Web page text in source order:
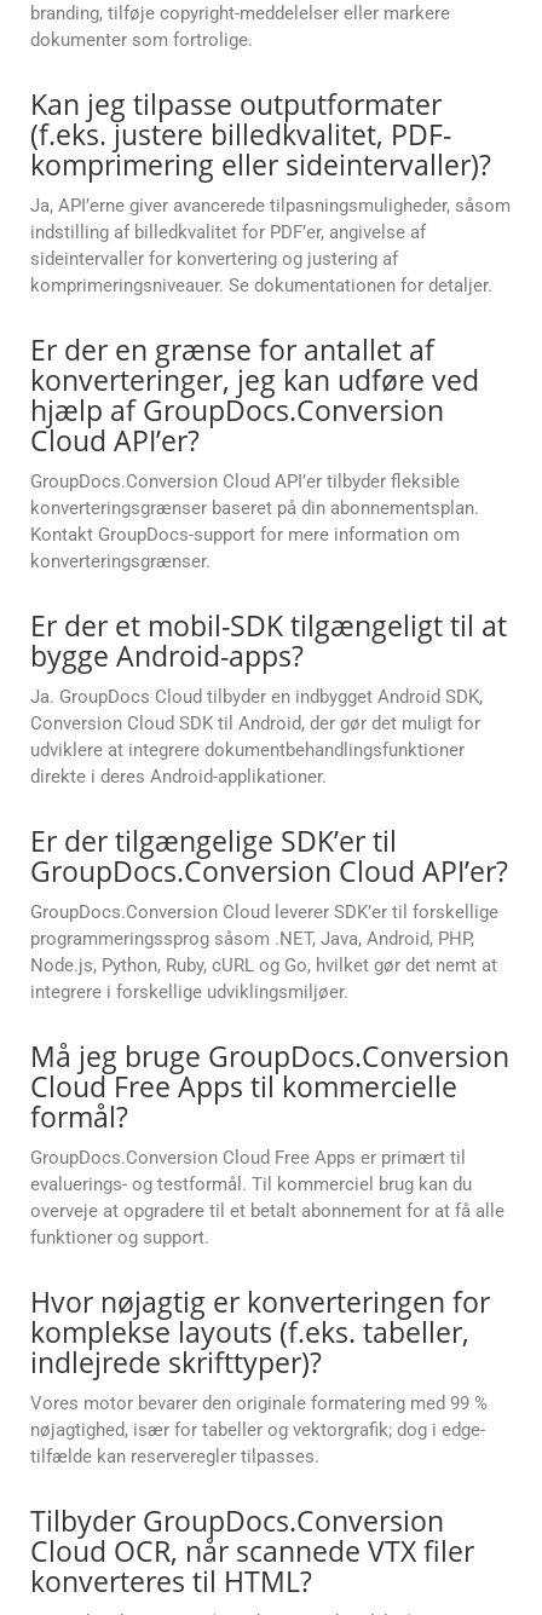
branding, tilføje copyright-meddelelser eller markere
dokumenter som fortrolige.
Kan jeg tilpasse outputformater
(f.eks. justere billedkvalitet, PDF-
komprimering eller sideintervaller)?
Ja, API’erne giver avancerede tilpasningsmuligheder, såsom
indstilling af billedkvalitet for PDF’er, angivelse af
sideintervaller for konvertering og justering af
komprimeringsniveauer. Se dokumentationen for detaljer.
Er der en grænse for antallet af
konverteringer, jeg kan udføre ved
hjælp af GroupDocs.Conversion
Cloud API’er?
GroupDocs.Conversion Cloud API’er tilbyder fleksible
konverteringsgrænser baseret på din abonnementsplan.
Kontakt GroupDocs-support for mere information om
konverteringsgrænser.
Er der et mobil-SDK tilgængeligt til at
bygge Android-apps?
Ja. GroupDocs Cloud tilbyder en indbygget Android SDK,
Conversion Cloud SDK til Android, der gør det muligt for
udviklere at integrere dokumentbehandlingsfunktioner
direkte i deres Android-applikationer.
Er der tilgængelige SDK’er til
GroupDocs.Conversion Cloud API’er?
GroupDocs.Conversion Cloud leverer SDK’er til forskellige
programmeringssprog såsom .NET, Java, Android, PHP,
Node.js, Python, Ruby, cURL og Go, hvilket gør det nemt at
integrere i forskellige udviklingsmiljøer.
Må jeg bruge GroupDocs.Conversion
Cloud Free Apps til kommercielle
formål?
GroupDocs.Conversion Cloud Free Apps er primært til
evaluerings- og testformål. Til kommerciel brug kan du
overveje at opgradere til et betalt abonnement for at få alle
funktioner og support.
Hvor nøjagtig er konverteringen for
komplekse layouts (f.eks. tabeller,
indlejrede skrifttyper)?
Vores motor bevarer den originale formatering med 99 %
nøjagtighed, især for tabeller og vektorgrafik; dog i edge-
tilfælde kan reserveregler tilpasses.
Tilbyder GroupDocs.Conversion
Cloud OCR, når scannede VTX filer
konverteres til HTML?